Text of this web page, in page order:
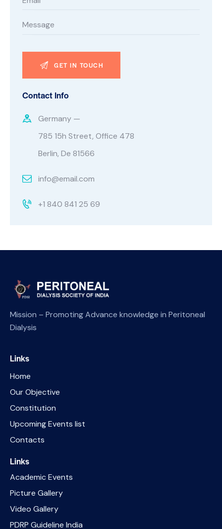
Contact Info
Germany —
785 15h Street, Office 478
Berlin, De 81566
info@email.com
+1 840 841 25 69
Mission – Promoting Advance knowledge in Peritoneal
Dialysis
Links
Home
Our Objective
Constitution
Upcoming Events list
Contacts
Links
Academic Events
Picture Gallery
Video Gallery
PDRP Guideline India